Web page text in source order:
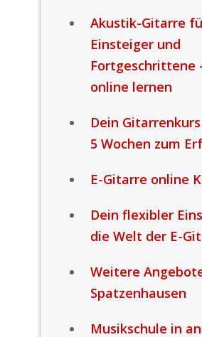
Akustik-Gitarre
Einsteiger und
Fortgeschrittene
online lernen
Dein
5 Wochen zum
E-Gitarre online
Dein flexibler
die Welt der E-
Weitere
Spatzenhausen
Musikschule in